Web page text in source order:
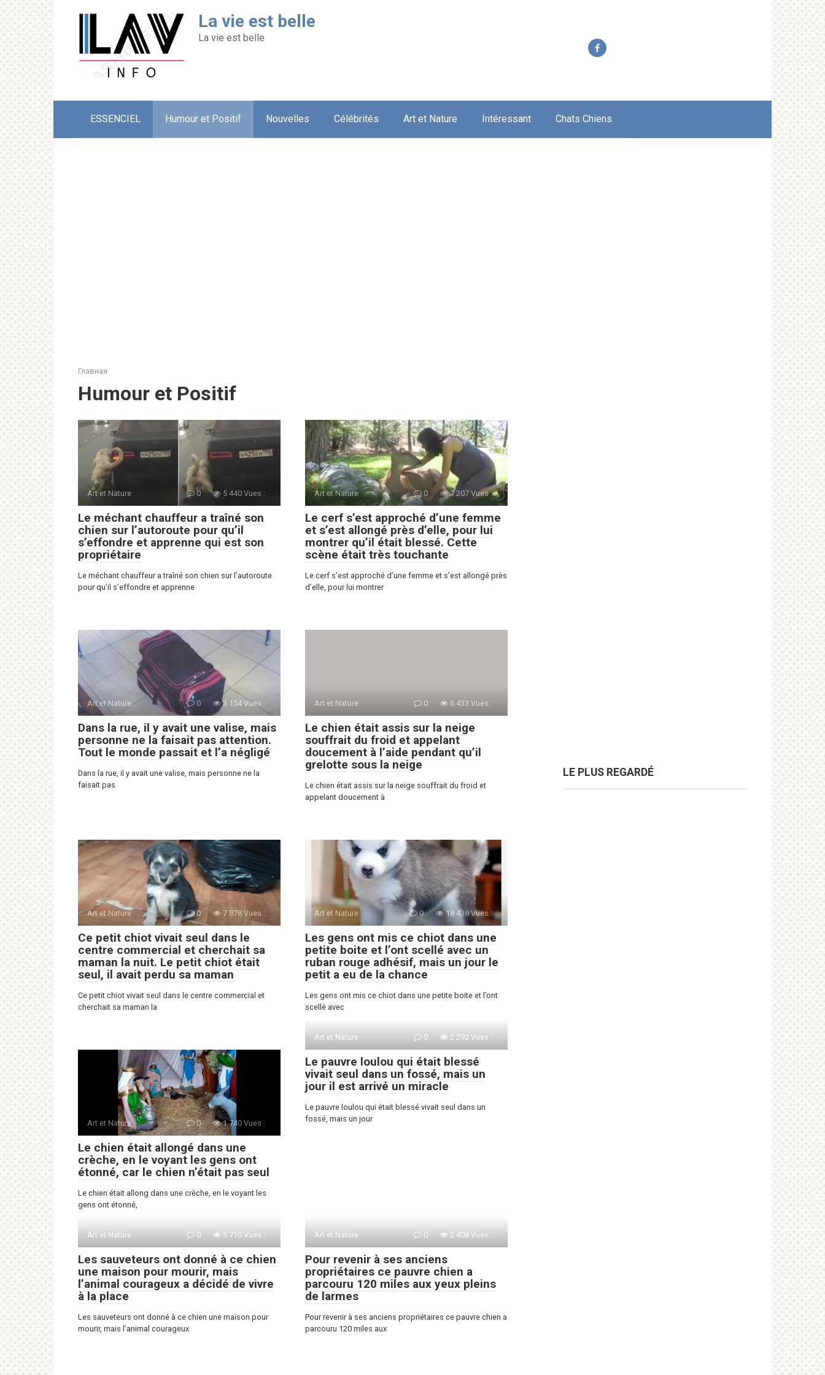
La vie est belle
La vie est belle
ESSENCIEL Humour et Positif Nouvelles Célébrités Art et Nature Intéressant Chats Chiens
Главная
Humour et Positif
Art et Nature 0 5 440 Vues :
Le méchant chauffeur a traîné son
chien sur l’autoroute pour qu’il
s’effondre et apprenne qui est son
propriétaire
Le méchant chauffeur a traîné son chien sur l’autoroute
pour qu’il s’effondre et apprenne
Art et Nature 0 7 207 Vues :
Le cerf s’est approché d’une femme
et s’est allongé près d’elle, pour lui
montrer qu’il était blessé. Cette
scène était très touchante
Le cerf s’est approché d’une femme et s’est allongé près
d’elle, pour lui montrer
Art et Nature 0 3 154 Vues :
Dans la rue, il y avait une valise, mais
personne ne la faisait pas attention.
Tout le monde passait et l’a négligé
Dans la rue, il y avait une valise, mais personne ne la
faisait pas
Art et Nature 0 6 433 Vues :
Le chien était assis sur la neige
souffrait du froid et appelant
doucement à l’aide pendant qu’il
grelotte sous la neige
Le chien était assis sur la neige souffrait du froid et
appelant doucement à
Art et Nature 0 7 878 Vues :
Ce petit chiot vivait seul dans le
centre commercial et cherchait sa
maman la nuit. Le petit chiot était
seul, il avait perdu sa maman
Ce petit chiot vivait seul dans le centre commercial et
cherchait sa maman la
Art et Nature 0 18 438 Vues :
Les gens ont mis ce chiot dans une
petite boite et l’ont scellé avec un
ruban rouge adhésif, mais un jour le
petit a eu de la chance
Les gens ont mis ce chiot dans une petite boite et l’ont
scellé avec
Art et Nature 0 1 740 Vues :
Le chien était allongé dans une
crèche, en le voyant les gens ont
étonné, car le chien n’était pas seul
Le chien était allong dans une crèche, en le voyant les
gens ont étonné,
Art et Nature 0 2 293 Vues :
Le pauvre loulou qui était blessé
vivait seul dans un fossé, mais un
jour il est arrivé un miracle
Le pauvre loulou qui était blessé vivait seul dans un
fossé, mais un jour
Art et Nature 0 3 710 Vues :
Les sauveteurs ont donné à ce chien
une maison pour mourir, mais
l’animal courageux a décidé de vivre
à la place
Les sauveteurs ont donné à ce chien une maison pour
mourir, mais l’animal courageux
Art et Nature 0 2 408 Vues :
Pour revenir à ses anciens
propriétaires ce pauvre chien a
parcouru 120 miles aux yeux pleins
de larmes
Pour revenir à ses anciens propriétaires ce pauvre chien a
parcouru 120 miles aux
LE PLUS REGARDÉ